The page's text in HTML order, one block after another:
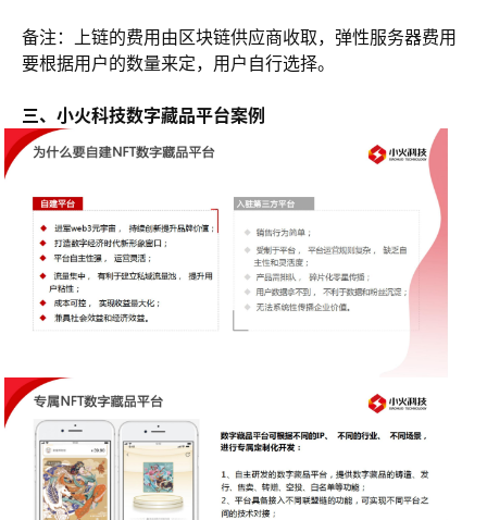
备注：上链的费用由区块链供应商收取，弹性服务器费用
要根据用户的数量来定，用户自行选择。
三、小火科技数字藏品平台案例